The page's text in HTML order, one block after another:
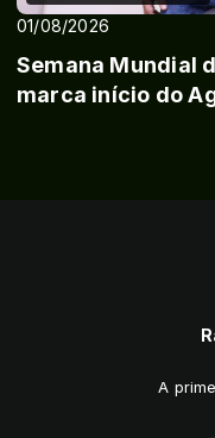
01/08/2026
Semana Mundial
marca início do
A